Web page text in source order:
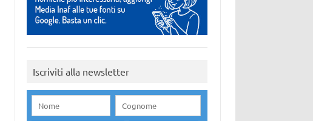
Iscriviti alla newsletter